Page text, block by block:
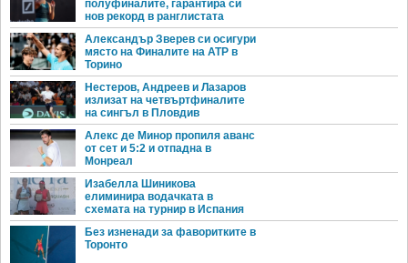
полуфиналите, гарантира си
нов рекорд в ранглистата
Александър Зверев си осигури
място на Финалите на ATP в
Торино
Нестеров, Андреев и Лазаров
излизат на четвъртфиналите
на сингъл в Пловдив
Алекс де Минор пропиля аванс
от сет и 5:2 и отпадна в
Монреал
Изабелла Шиникова
елиминира водачката в
схемата на турнир в Испания
Без изненади за фаворитките в
Торонто